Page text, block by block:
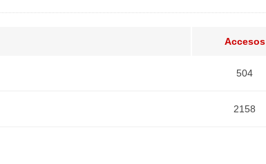
Accesos
504
2158